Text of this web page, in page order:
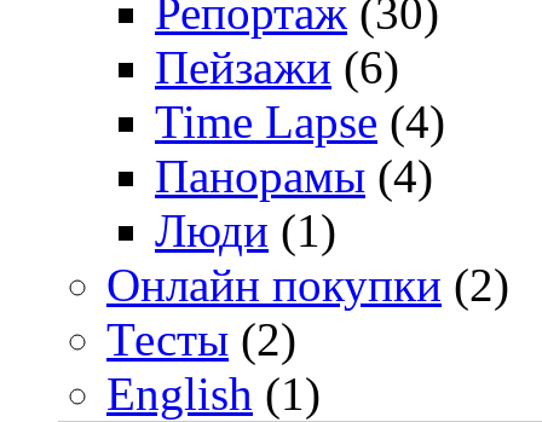
Репортаж (30)
Пейзажи (6)
Time Lapse (4)
Панорамы (4)
Люди (1)
Онлайн покупки (2)
Тесты (2)
English (1)